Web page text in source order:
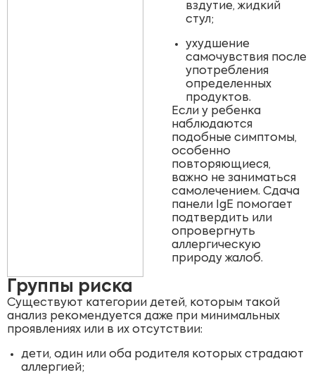
вздутие, жидкий
стул;
ухудшение
самочувствия после
употребления
определенных
продуктов.
Если у ребенка
наблюдаются
подобные симптомы,
особенно
повторяющиеся,
важно не заниматься
самолечением. Сдача
панели IgE помогает
подтвердить или
опровергнуть
аллергическую
природу жалоб.
Группы риска
Существуют категории детей, которым такой
анализ рекомендуется даже при минимальных
проявлениях или в их отсутствии:
дети, один или оба родителя которых страдают
аллергией;